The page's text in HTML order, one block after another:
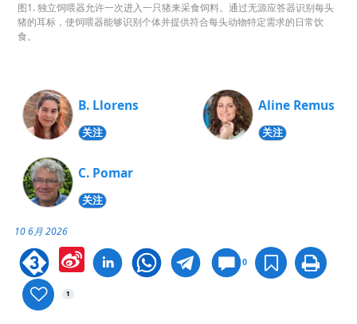
图1. 独立饲喂器允许一次进入一只猪来采食饲料。通过无源应答器识别每头
猪的耳标，使饲喂器能够识别个体并提供符合每头动物特定需求的日常饮
食。
B. Llorens
关注
Aline Remus
关注
C. Pomar
关注
10 6月 2026
Sina
Weibo
0
1